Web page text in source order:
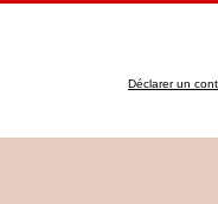
Déclarer un